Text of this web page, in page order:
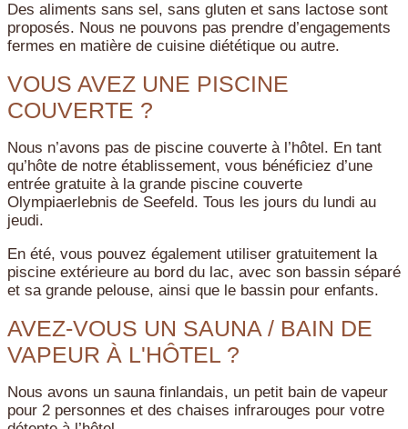
Des aliments sans sel, sans gluten et sans lactose sont
proposés. Nous ne pouvons pas prendre d’engagements
fermes en matière de cuisine diététique ou autre.
VOUS AVEZ UNE PISCINE
COUVERTE ?
Nous n’avons pas de piscine couverte à l’hôtel. En tant
qu’hôte de notre établissement, vous bénéficiez d’une
entrée gratuite à la grande piscine couverte
Olympiaerlebnis de Seefeld. Tous les jours du lundi au
jeudi.
En été, vous pouvez également utiliser gratuitement la
piscine extérieure au bord du lac, avec son bassin séparé
et sa grande pelouse, ainsi que le bassin pour enfants.
AVEZ-VOUS UN SAUNA / BAIN DE
VAPEUR À L'HÔTEL ?
Nous avons un sauna finlandais, un petit bain de vapeur
pour 2 personnes et des chaises infrarouges pour votre